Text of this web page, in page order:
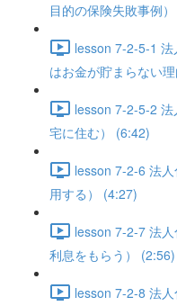
目的の保険失敗事例
lesson 7-2-5-1
はお金が貯まらない
lesson 7-2-5-2
宅に住む） (6:42)
lesson 7-2-6 法
用する） (4:27)
lesson 7-2-7 法
利息をもらう） (2:56)
lesson 7-2-8 法